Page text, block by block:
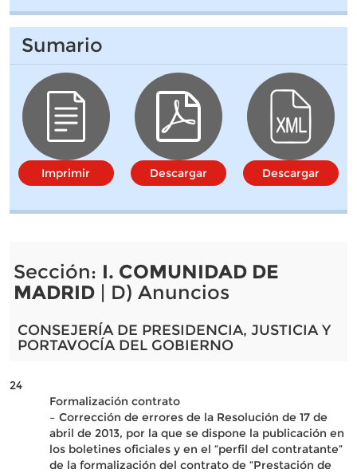
Sumario
Imprimir Descargar Descargar
Sección: I. COMUNIDAD DE
MADRID| D) Anuncios
CONSEJERÍA DE PRESIDENCIA, JUSTICIA Y
PORTAVOCÍA DEL GOBIERNO
24
Formalización contrato
– Corrección de errores de la Resolución de 17 de
abril de 2013, por la que se dispone la publicación en
los boletines oficiales y en el “perfil del contratante”
de la formalización del contrato de “Prestación de